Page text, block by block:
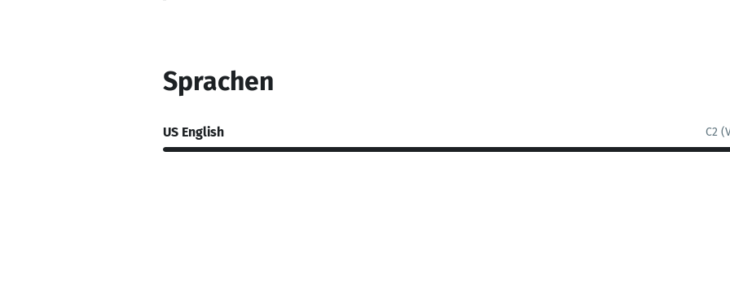
Sprachen
US English C2